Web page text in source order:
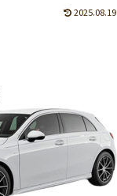
2025.08.19